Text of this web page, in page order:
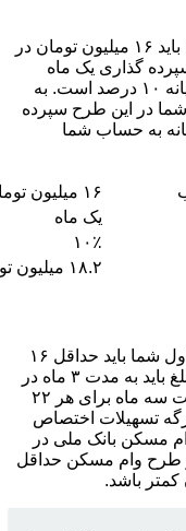
در طرح اول برای دریافت وام مسکن شما باید ۱۶ میلیون تومان در
گذاری یک ماه
است و سود وام مسکن هم برای شما ماهیانه ۱۰ درصد است. به
تومانی که شما در این طرح سپرده
به حساب شما
۱۶ میلیون تومان
یک ماه
۱۰٪
۱۸.۲ میلیون تومان
در طرح دوم وام بانک ملی نیز مانند طرح اول شما باید حداقل ۱۶
میلیون تومان سپرده گذاری کنید که این مبلغ باید به مدت ۳ ماه در
حساب سپرده شما باقی بماند. بعد از گذشت سه ماه برای هر ۲۲
شما برگه تسهیلات اختصاص
مسکن بانک ملی در
دو طرح وام مسکن حداقل